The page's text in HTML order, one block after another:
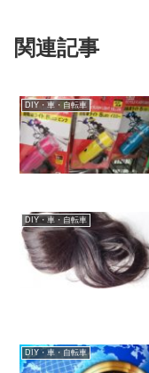
関連記事
DIY・車・自転車
DIY・車・自転車
DIY・車・自転車